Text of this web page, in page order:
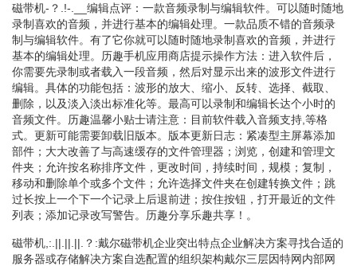
磁带机-？.!-.__编辑点评：一款音频录制与编辑软件。可以随时随地
录制喜欢的音频，并进行基本的编辑处理。一款品质不错的音频录
制与编辑软件。有了它你就可以随时随地录制喜欢的音频，并进行
基本的编辑处理。历趣手机应用商店提示操作方法：进入软件后，
你需要先录制或者载入一段音频，然后对显示出来的波形文件进行
编辑。具体的功能包括：波形的放大、缩小、反转、选择、截取、
删除，以及淡入淡出标准化等。最高可以录制和编辑长达个小时的
音频文件。历趣温馨小贴士请注意：目前软件载入音频支持,等格
式。更新可能需要卸载旧版本。版本更新日志：紧凑型主屏幕添加
部件；大大改善了与高速缓存的文件管理器；浏览，创建和管理文
件夹；允许按名称排序文件，更改时间，持续时间，规模；复制，
移动和删除单个或多个文件；允许选择文件夹在创建转换文件；跳
过长按上一个下一个记录上后退前进；按住按钮，打开最近的文件
列表；添加记录改写警告。历趣分享乐趣共享！。
磁带机,:.||.||.||.？:戴尔磁带机企业突出特点企业解决方案寻找合适的
服务器或存储解决方案自选配置的组织架构戴尔三层因特网内部网